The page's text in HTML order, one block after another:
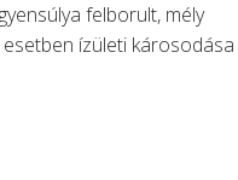
felborult, mély
ízületi károsodása